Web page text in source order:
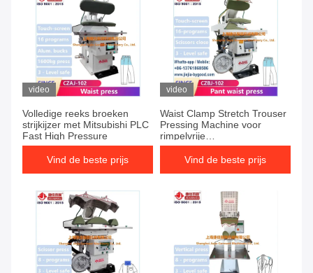
video
Volledige reeks broeken
strijkijzer met Mitsubishi PLC
Fast High Pressure
Vind de beste prijs
video
Waist Clamp Stretch Trouser
Pressing Machine voor
rimpelvrije
stoomverwarmingssysteem
Vind de beste prijs